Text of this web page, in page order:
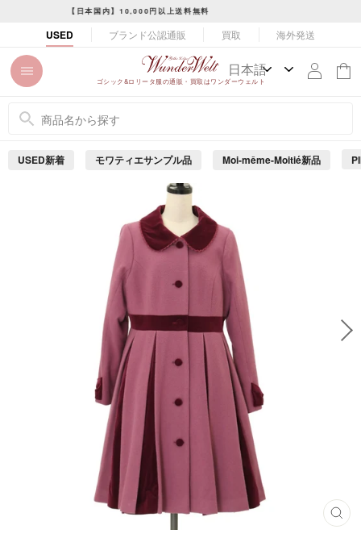
ン
ツ
イ
ド
止
め
る
令和8年熊本地震に伴う配達・集荷への影響について
USED ブランド公認通販 買取 海外発送
ゴシック&ロリータ服の通販・買取はワンダーウェルト
USED新着 モワティエサンプル品 Moi-même-Moitié新品
閉